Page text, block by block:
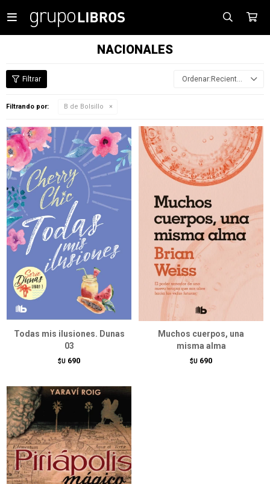

NACIONALES
Recientes
Filtrando por: B de Bolsillo
Todas mis ilusiones. Dunas
03
$U 690
Muchos cuerpos, una
misma alma
$U 690